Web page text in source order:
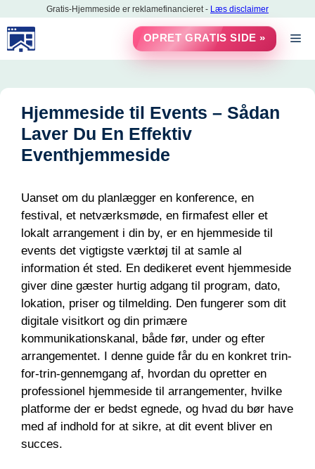
til
indhold
Gratis-Hjemmeside er reklamefinancieret - Læs disclaimer
OPRET GRATIS SIDE »
Hjemmeside til Events – Sådan
Laver Du En Effektiv
Eventhjemmeside
Uanset om du planlægger en konference, en
festival, et netværksmøde, en firmafest eller et
lokalt arrangement i din by, er en hjemmeside til
events det vigtigste værktøj til at samle al
information ét sted. En dedikeret event hjemmeside
giver dine gæster hurtig adgang til program, dato,
lokation, priser og tilmelding. Den fungerer som dit
digitale visitkort og din primære
kommunikationskanal, både før, under og efter
arrangementet. I denne guide får du en konkret trin-
for-trin-gennemgang af, hvordan du opretter en
professionel hjemmeside til arrangementer, hvilke
platforme der er bedst egnede, og hvad du bør have
med af indhold for at sikre, at dit event bliver en
succes.